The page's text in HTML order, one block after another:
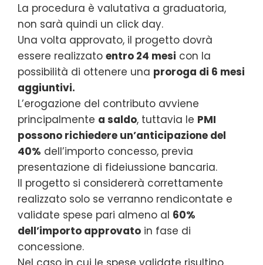
La procedura è valutativa a graduatoria,
non sarà quindi un click day.
Una volta approvato, il progetto dovrà
essere realizzato entro 24 mesi con la
possibilità di ottenere una proroga di 6 mesi
aggiuntivi.
L’erogazione del contributo avviene
principalmente a saldo, tuttavia le PMI
possono richiedere un’anticipazione del
40% dell’importo concesso, previa
presentazione di fideiussione bancaria.
Il progetto si considererà correttamente
realizzato solo se verranno rendicontate e
validate spese pari almeno al 60%
dell’importo approvato in fase di
concessione.